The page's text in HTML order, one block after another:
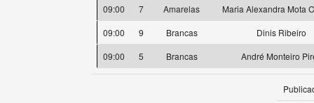
09:00
7 Amarelas
Maria Alexandra Mota
09:00
9 Brancas
Dinis Ribeiro
09:00
5 Brancas André Monteiro